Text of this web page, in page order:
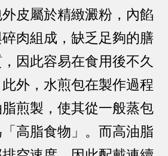
皮屬於精緻澱粉，內餡
肉組成，缺乏足夠的膳
因此容易在食用後不久
外，水煎包在製作過程
煎製，使其從一般蒸包
高脂食物」。而高油脂